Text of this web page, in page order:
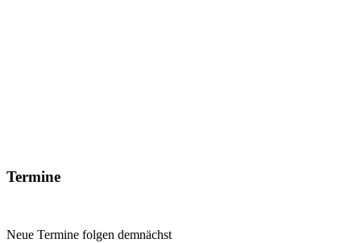
Termine
Neue Termine folgen demnächst